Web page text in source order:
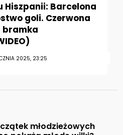
Hiszpanii: Barcelona
goli. Czerwona
bramka
2025, 23:25
młodzieżowych